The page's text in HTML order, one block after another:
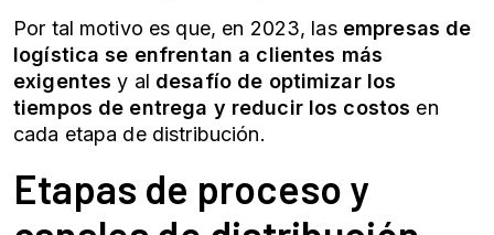
Por tal motivo es que, en 2023, las empresas de
logística se enfrentan a clientes más
exigentes y al desafío de optimizar los
tiempos de entrega y reducir los costos en
cada etapa de distribución.
Etapas de proceso y